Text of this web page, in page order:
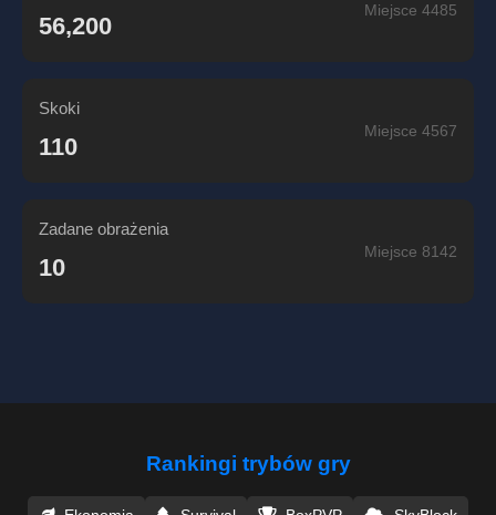
56,200
Miejsce 4485
Skoki
110
Miejsce 4567
Zadane obrażenia
10
Miejsce 8142
Rankingi trybów gry